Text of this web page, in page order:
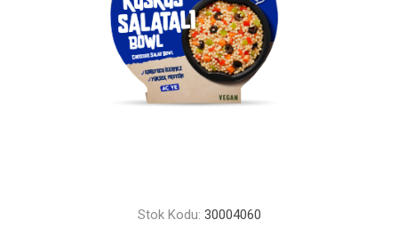
Stok Kodu: 30004060